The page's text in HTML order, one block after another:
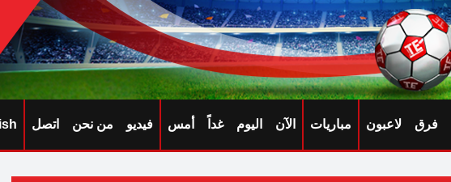
فرق لاعبون مباريات الآن اليوم غداً أمس فيديو من نحن اتصل